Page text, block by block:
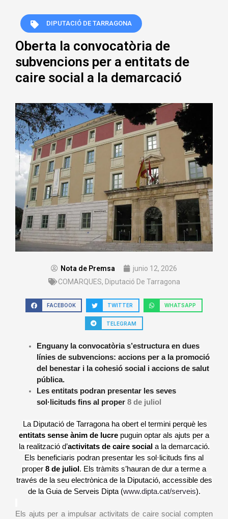
DIPUTACIÓ DE TARRAGONA
Oberta la convocatòria de
subvencions per a entitats de
caire social a la demarcació
Nota de Premsa
junio 12, 2026
COMARQUES, Diputació De Tarragona
FACEBOOK TWITTER WHATSAPP
TELEGRAM
Enguany la convocatòria s’estructura en dues
línies de subvencions: accions per a la promoció
del benestar i la cohesió social i accions de salut
pública.
Les entitats podran presentar les seves
sol·licituds fins al proper 8 de juliol
La Diputació de Tarragona ha obert el termini perquè les
entitats sense ànim de lucre puguin optar als ajuts per a
la realització d’activitats de caire social a la demarcació.
Els beneficiaris podran presentar les sol·licituds fins al
proper 8 de juliol . Els tràmits s’hauran de dur a terme a
través de la seu electrònica de la Diputació, accessible des
de la Guia de Serveis Dipta (www.dipta.cat/serveis).
Els ajuts per a impulsar activitats de caire social compten